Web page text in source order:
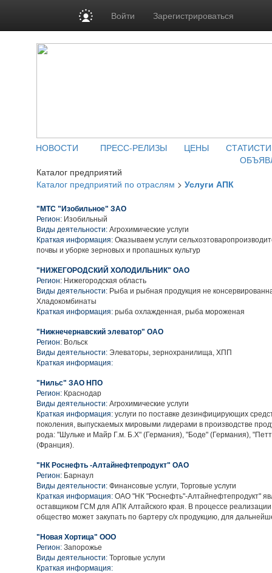
Войти Зарегистрироваться
НОВОСТИ ПРЕСС-РЕЛИЗЫ ЦЕНЫ
Каталог предприятий
Каталог предприятий по отраслям > Услуги АПК
"МТС "Изобильное" ЗАО
Регион: Изобильный
Виды деятельности: Агрохимические услуги
Краткая информация: Оказываем услуги
почвы и уборке зерновых и пропашных культур
"НИЖЕГОРОДСКИЙ ХОЛОДИЛЬНИК" ОАО
Регион: Нижегородская область
Виды деятельности: Рыба и рыбная продукция не
Хладокомбинаты
Краткая информация: рыба охлажденная, рыба мороженая
"Нижнечернавский элеватор" ОАО
Регион: Вольск
Виды деятельности: Элеваторы, зернохранилища, ХПП
Краткая информация:
"Нильс" ЗАО НПО
Регион: Краснодар
Виды деятельности: Агрохимические услуги
Краткая информация: услуги по поставке дезинфицирующих
поколения, выпускаемых мировыми лидерами в производстве
рода: "Шульке и Майр Г.м. Б.Х" (Германия), "Боде" (Германия),
(Франция).
"НК Роснефть -Алтайнефтепродукт" ОАО
Регион: Барнаул
Виды деятельности: Финансовые услуги, Торговые услуги
Краткая информация: ОАО "НК "Роснефть"-Алтайнефтепродукт"
оставщиком ГСМ для АПК Алтайского края. В процессе
общество может закупать по бартеру с/х продукцию, для
"Новая Хортица" ООО
Регион: Запорожье
Виды деятельности: Торговые услуги
Краткая информация: